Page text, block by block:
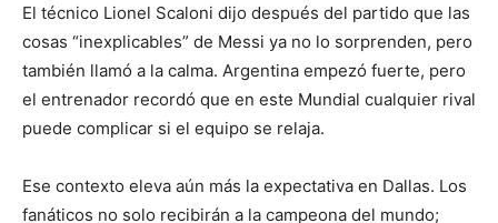
El técnico Lionel Scaloni dijo después del partido que las
cosas “inexplicables” de Messi ya no lo sorprenden, pero
también llamó a la calma. Argentina empezó fuerte, pero
el entrenador recordó que en este Mundial cualquier rival
puede complicar si el equipo se relaja.
Ese contexto eleva aún más la expectativa en Dallas. Los
fanáticos no solo recibirán a la campeona del mundo;